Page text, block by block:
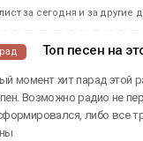
за сегодня и за другие
Топ песен на
момент хит парад этой
Возможно радио не
либо все